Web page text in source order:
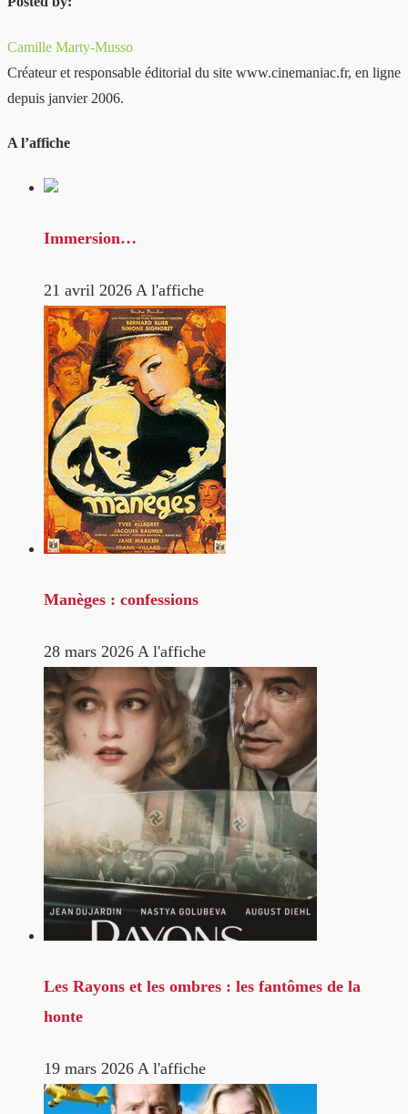
Camille Marty-Musso
Créateur et responsable éditorial du site www.cinemaniac.fr, en ligne
depuis janvier 2006.
A l’affiche
Immersion…
21 avril 2026 A l'affiche
Manèges : confessions
28 mars 2026 A l'affiche
Les Rayons et les ombres : les fantômes de la
honte
19 mars 2026 A l'affiche